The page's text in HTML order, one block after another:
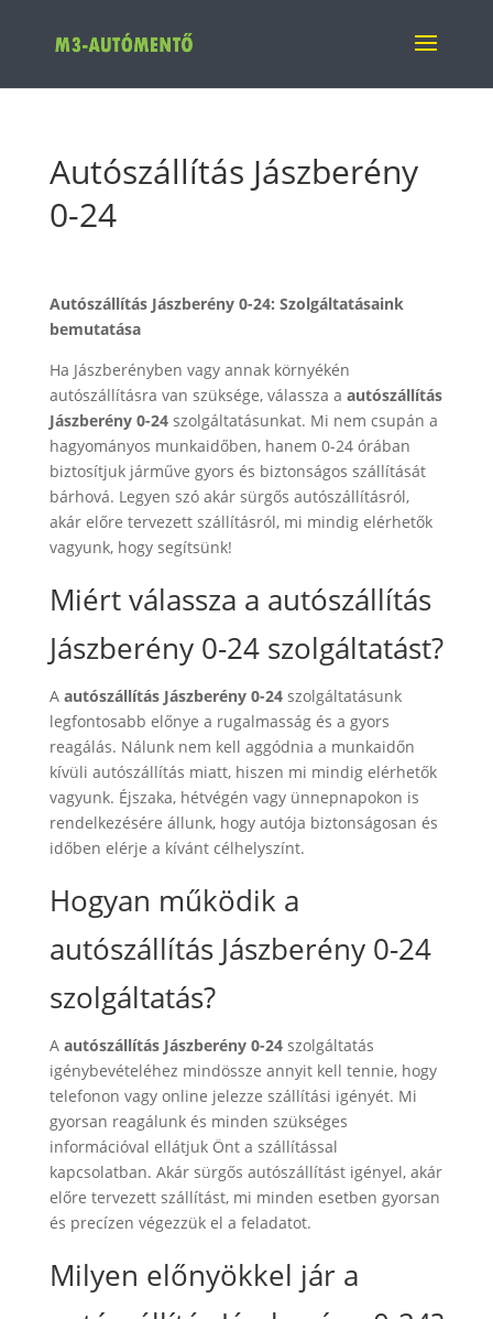
Autószállítás Jászberény
0-24
Autószállítás Jászberény 0-24: Szolgáltatásaink
bemutatása
Ha Jászberényben vagy annak környékén
autószállításra van szüksége, válassza a autószállítás
Jászberény 0-24szolgáltatásunkat. Mi nem csupán a
hagyományos munkaidőben, hanem 0-24 órában
biztosítjuk járműve gyors és biztonságos szállítását
bárhová. Legyen szó akár sürgős autószállításról,
akár előre tervezett szállításról, mi mindig elérhetők
vagyunk, hogy segítsünk!
Miért válassza a autószállítás
Jászberény 0-24 szolgáltatást?
A autószállítás Jászberény 0-24szolgáltatásunk
legfontosabb előnye a rugalmasság és a gyors
reagálás. Nálunk nem kell aggódnia a munkaidőn
kívüli autószállítás miatt, hiszen mi mindig elérhetők
vagyunk. Éjszaka, hétvégén vagy ünnepnapokon is
rendelkezésére állunk, hogy autója biztonságosan és
időben elérje a kívánt célhelyszínt.
Hogyan működik a
autószállítás Jászberény 0-24
szolgáltatás?
A autószállítás Jászberény 0-24szolgáltatás
igénybevételéhez mindössze annyit kell tennie, hogy
telefonon vagy online jelezze szállítási igényét. Mi
gyorsan reagálunk és minden szükséges
információval ellátjuk Önt a szállítással
kapcsolatban. Akár sürgős autószállítást igényel, akár
előre tervezett szállítást, mi minden esetben gyorsan
és precízen végezzük el a feladatot.
Milyen előnyökkel jár a